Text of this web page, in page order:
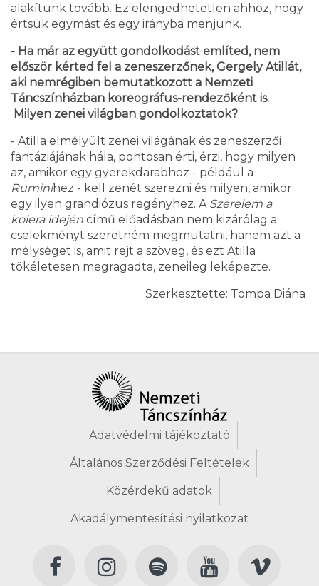
alakítunk tovább. Ez elengedhetetlen ahhoz, hogy
értsük egymást és egy irányba menjünk.
- Ha már az együtt gondolkodást említed, nem
először kérted fel a zeneszerzőnek, Gergely Atillát,
aki nemrégiben bemutatkozott a Nemzeti
Táncszínházban koreográfus-rendezőként is.
Milyen zenei világban gondolkoztatok?
- Atilla elmélyült zenei világának és zeneszerzői
fantáziájának hála, pontosan érti, érzi, hogy milyen
az, amikor egy gyerekdarabhoz - például a
Ruminihez - kell zenét szerezni és milyen, amikor
egy ilyen grandiózus regényhez. A Szerelem a
kolera idején című előadásban nem kizárólag a
cselekményt szeretném megmutatni, hanem azt a
mélységet is, amit rejt a szöveg, és ezt Atilla
tökéletesen megragadta, zeneileg leképezte.
Szerkesztette: Tompa Diána
Adatvédelmi tájékoztató
Általános Szerződési Feltételek
Közérdekű adatok
Akadálymentesítési nyilatkozat